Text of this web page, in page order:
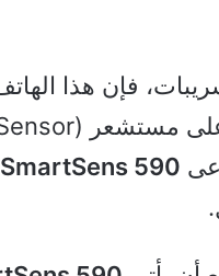
فإن هذا
SmartSens 590